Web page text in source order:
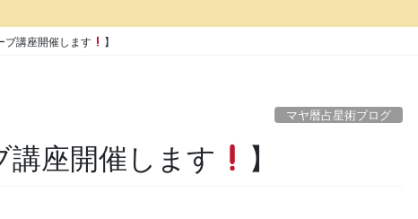
ブ講座開催します 】
マヤ暦占星術ブログ
講座開催します 】